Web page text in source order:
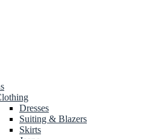
Dresses
Suiting & Blazers
Skirts